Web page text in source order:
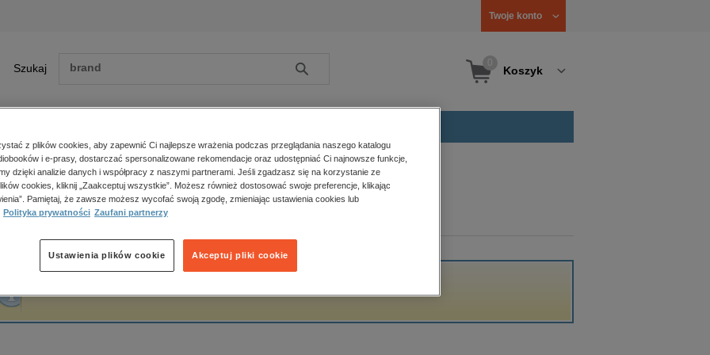
Twoje konto
Szukaj Szukaj Koszyk
Zobacz wszystkie E-prasa
polityka, społeczno-informacyjne
psychologiczne
popularno-naukowe
historia
główna Blanca Miosi
Miosi
z plików cookies, aby zapewnić Ci najlepsze wrażenia podczas przeglądania naszego katalogu
i e-prasy, dostarczać spersonalizowane rekomendacje oraz udostępniać Ci najnowsze funkcje,
dzięki analizie danych i współpracy z naszymi partnerami. Jeśli zgadzasz się na korzystanie ze
cookies, kliknij „Zaakceptuj wszystkie”. Możesz również dostosować swoje preferencje, klikając
Pamiętaj, że zawsze możesz wycofać swoją zgodę, zmieniając ustawienia cookies lub
Polityka prywatności Zaufani partnerzy
Akceptuj pliki cookie
Ustawienia plików cookie